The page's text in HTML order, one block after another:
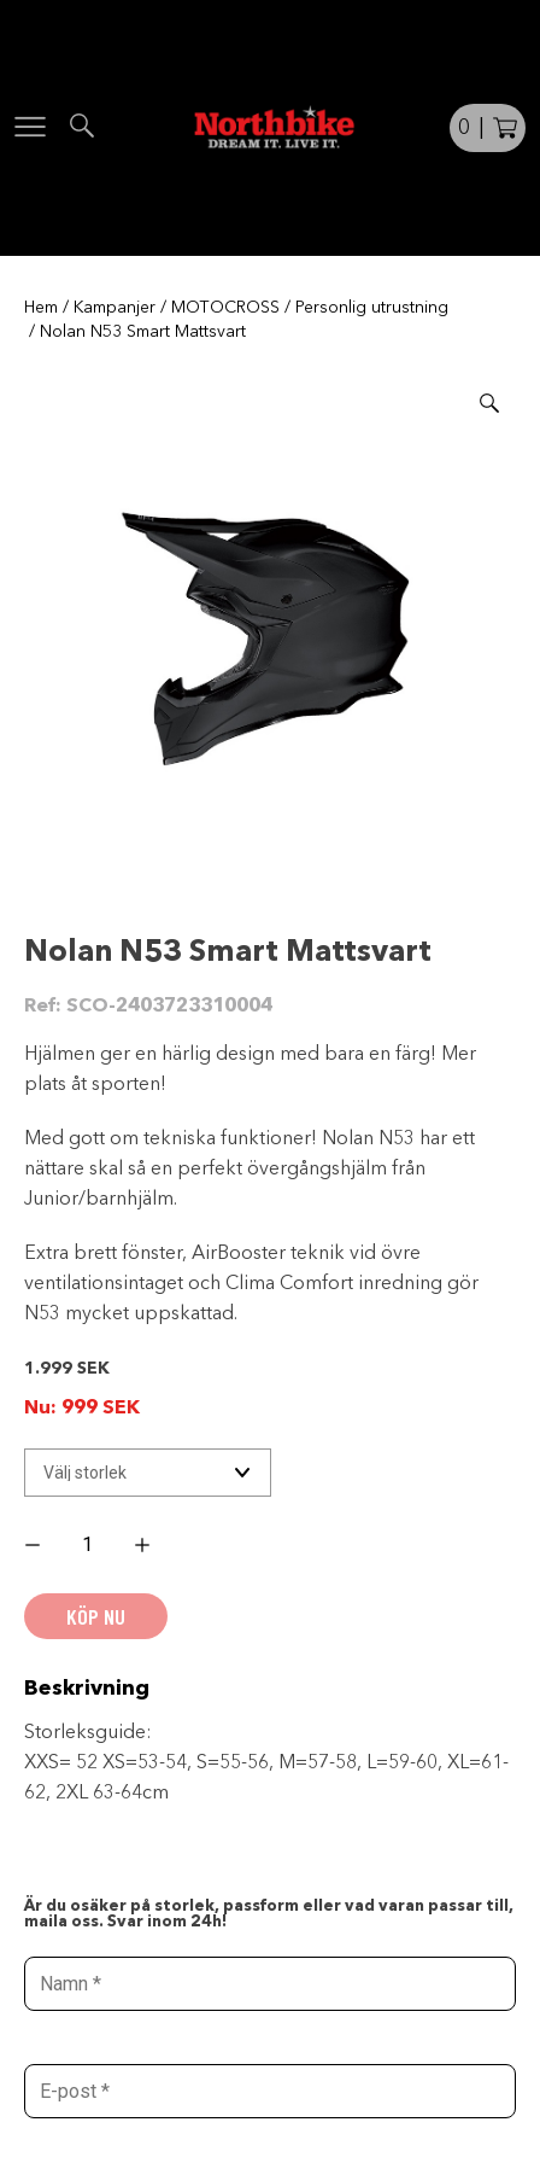
0
Hem / Kampanjer / MOTOCROSS / Personlig utrustning
/ Nolan N53 Smart Mattsvart
Nolan N53 Smart Mattsvart
Ref: SCO-2403723310004
Hjälmen ger en härlig design med bara en färg! Mer
plats åt sporten!
Med gott om tekniska funktioner! Nolan N53 har ett
nättare skal så en perfekt övergångshjälm från
Junior/barnhjälm.
Extra brett fönster, AirBooster teknik vid övre
ventilationsintaget och Clima Comfort inredning gör
N53 mycket uppskattad.
1.999 SEK
Nu: 999 SEK
N53
mängd
KÖP NU
Beskrivning
Storleksguide:
XXS= 52 XS=53-54, S=55-56, M=57-58, L=59-60, XL=61-
62, 2XL 63-64cm
Är du osäker på storlek, passform eller vad varan passar till,
maila oss. Svar inom 24h!